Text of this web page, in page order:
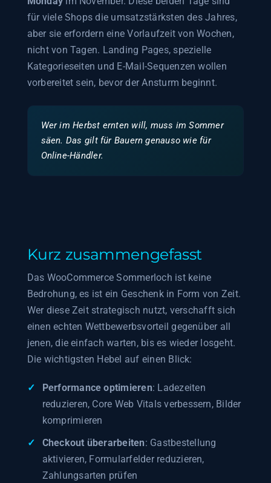
für viele Shops die umsatzstärksten des Jahres,
aber sie erfordern eine Vorlaufzeit von Wochen,
nicht von Tagen. Landing Pages, spezielle
Kategorieseiten und E-Mail-Sequenzen wollen
vorbereitet sein, bevor der Ansturm beginnt.
Wer im Herbst ernten will, muss im Sommer
säen. Das gilt für Bauern genauso wie für
Online-Händler.
Kurz zusammengefasst
Das WooCommerce Sommerloch ist keine
Bedrohung, es ist ein Geschenk in Form von Zeit.
Wer diese Zeit strategisch nutzt, verschafft sich
einen echten Wettbewerbsvorteil gegenüber all
jenen, die einfach warten, bis es wieder losgeht.
Die wichtigsten Hebel auf einen Blick:
Performance optimieren: Ladezeiten
reduzieren, Core Web Vitals verbessern, Bilder
komprimieren
Checkout überarbeiten: Gastbestellung
aktivieren, Formularfelder reduzieren,
Zahlungsarten prüfen